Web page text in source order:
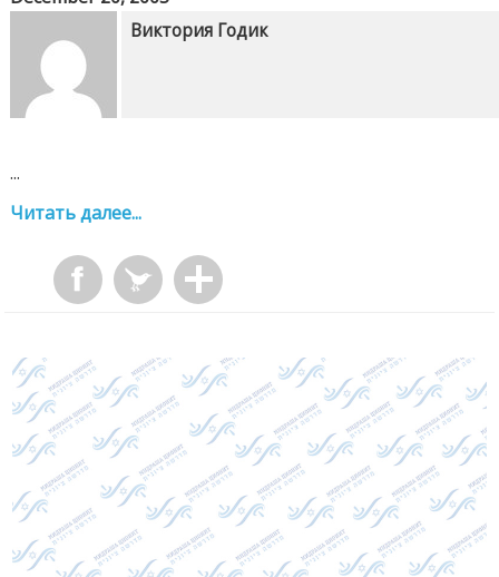
Виктория Годик
...
Читать далее...